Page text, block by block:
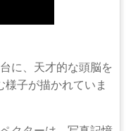
に、天才的な頭脳を
子が描かれていま